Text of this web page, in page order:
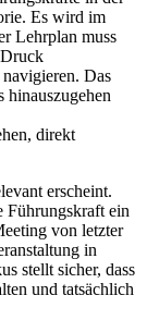
Es wird im
Lehrplan muss
Das
hinauszugehen
direkt
erscheint.
Führungskraft ein
von letzter
in
stellt sicher, dass
und tatsächlich